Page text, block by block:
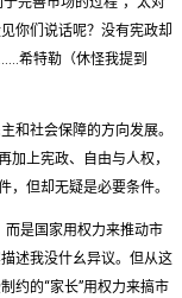
你们说话呢？没有宪政却
希特勒（休怪我提到
和社会保障的方向发展。
加上宪政、自由与人权，
，但却无疑是必要条件。
是国家用权力来推动市
述我没什幺异议。但从这
约的“家长”用权力来搞市